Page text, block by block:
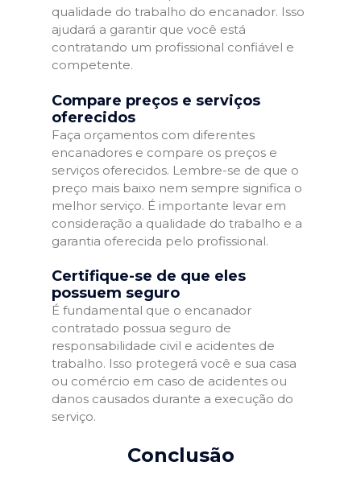
qualidade do trabalho do encanador. Isso
ajudará a garantir que você está
contratando um profissional confiável e
competente.
Compare preços e serviços
oferecidos
Faça orçamentos com diferentes
encanadores e compare os preços e
serviços oferecidos. Lembre-se de que o
preço mais baixo nem sempre significa o
melhor serviço. É importante levar em
consideração a qualidade do trabalho e a
garantia oferecida pelo profissional.
Certifique-se de que eles
possuem seguro
É fundamental que o encanador
contratado possua seguro de
responsabilidade civil e acidentes de
trabalho. Isso protegerá você e sua casa
ou comércio em caso de acidentes ou
danos causados durante a execução do
serviço.
Conclusão